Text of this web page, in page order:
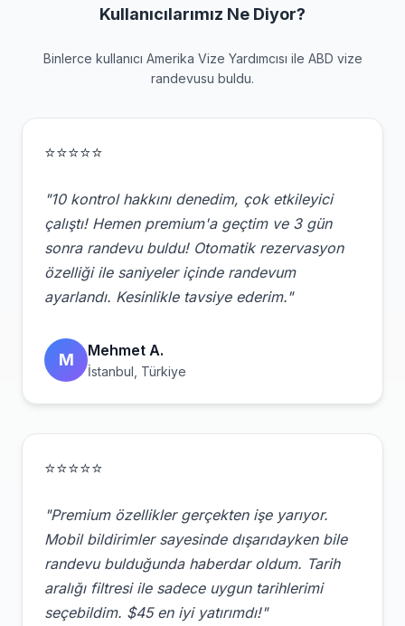
Kullanıcılarımız Ne Diyor?
Binlerce kullanıcı Amerika Vize Yardımcısı ile ABD vize
randevusu buldu.
⭐⭐⭐⭐⭐
"10 kontrol hakkını denedim, çok etkileyici
çalıştı! Hemen premium'a geçtim ve 3 gün
sonra randevu buldu! Otomatik rezervasyon
özelliği ile saniyeler içinde randevum
ayarlandı. Kesinlikle tavsiye ederim."
M
Mehmet A.
İstanbul, Türkiye
⭐⭐⭐⭐⭐
"Premium özellikler gerçekten işe yarıyor.
Mobil bildirimler sayesinde dışarıdayken bile
randevu bulduğunda haberdar oldum. Tarih
aralığı filtresi ile sadece uygun tarihlerimi
seçebildim. $45 en iyi yatırımdı!"